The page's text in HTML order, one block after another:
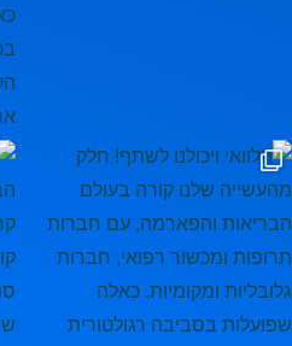
חג הביכורים, חג מתן תורה. אז